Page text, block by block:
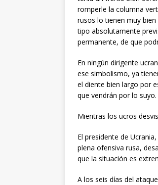
romperle la columna
rusos lo tienen muy
tipo absolutamente
permanente, de que
En ningún dirigente
ese simbolismo, ya
el diente bien largo por
que vendrán por lo
Mientras los ucros
El presidente de
plena ofensiva rusa,
que la situación es
A los seis días del